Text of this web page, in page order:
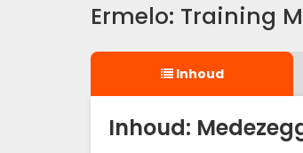
Ermelo: Training
Inhoud
Inhoud: